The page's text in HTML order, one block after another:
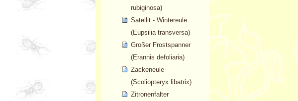
rubiginosa)
Satellit - Wintereule
(Eupsilia transversa)
Großer Frostspanner
(Erannis defoliaria)
Zackeneule
(Scoliopteryx libatrix)
Zitronenfalter